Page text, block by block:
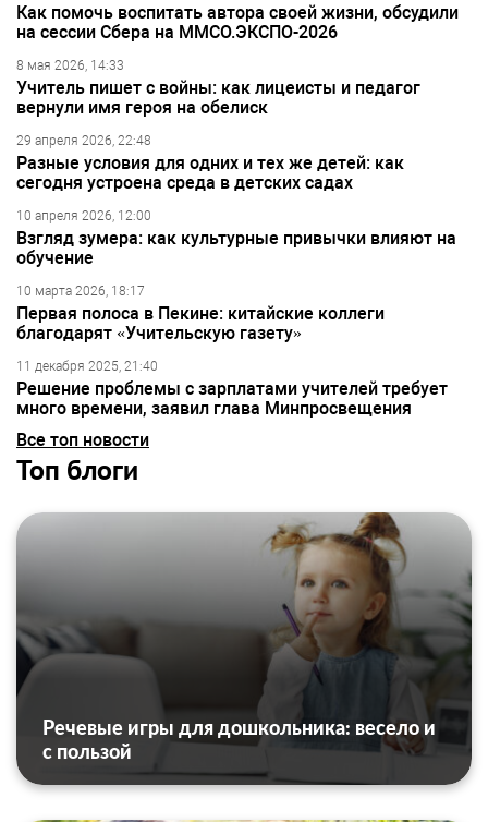
Как помочь воспитать автора своей жизни, обсудили
на сессии Сбера на ММСО.ЭКСПО-2026
8 мая 2026, 14:33
Учитель пишет с войны: как лицеисты и педагог
вернули имя героя на обелиск
29 апреля 2026, 22:48
Разные условия для одних и тех же детей: как
сегодня устроена среда в детских садах
10 апреля 2026, 12:00
Взгляд зумера: как культурные привычки влияют на
обучение
10 марта 2026, 18:17
Первая полоса в Пекине: китайские коллеги
благодарят «Учительскую газету»
11 декабря 2025, 21:40
Решение проблемы с зарплатами учителей требует
много времени, заявил глава Минпросвещения
Все топ новости
Топ блоги
Речевые игры для дошкольника: весело и
с пользой